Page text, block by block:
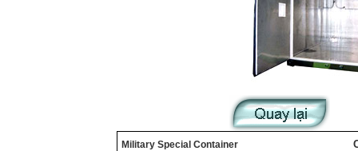
Military Special Container